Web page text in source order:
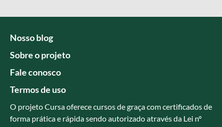
Nosso blog
Sobre o projeto
Fale conosco
Termos de uso
O projeto Cursa oferece cursos de graça com certificados de
forma prática e rápida sendo autorizado através da Lei nº